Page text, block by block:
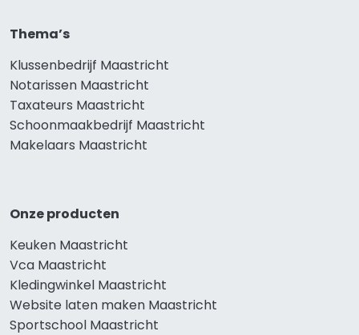
Thema’s
Klussenbedrijf Maastricht
Notarissen Maastricht
Taxateurs Maastricht
Schoonmaakbedrijf Maastricht
Makelaars Maastricht
Onze producten
Keuken Maastricht
Vca Maastricht
Kledingwinkel Maastricht
Website laten maken Maastricht
Sportschool Maastricht